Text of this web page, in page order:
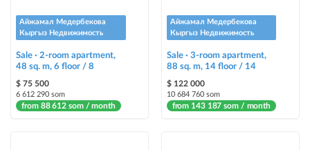
+ paid promotion on Instagram
highlighting an ad in a different color among other ads
Auto UP
automatically up the ad
Айжамал Медербекова
Кыргыз Недвижимость
Sale · 2-room apartment,
48 sq. m, 6 floor / 8
$ 75 500
6 612 290 som
from 88 612 som / month
Айжамал Медербекова
Кыргыз Недвижимость
Sale · 3-room apartment,
88 sq. m, 14 floor / 14
$ 122 000
10 684 760 som
from 143 187 som / month